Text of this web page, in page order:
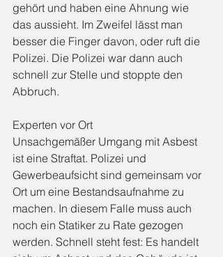
gehört und haben eine Ahnung wie
das aussieht. Im Zweifel lässt man
besser die Finger davon, oder ruft die
Polizei. Die Polizei war dann auch
schnell zur Stelle und stoppte den
Abbruch.
Experten vor Ort
Unsachgemäßer Umgang mit Asbest
ist eine Straftat. Polizei und
Gewerbeaufsicht sind gemeinsam vor
Ort um eine Bestandsaufnahme zu
machen. In diesem Falle muss auch
noch ein Statiker zu Rate gezogen
werden. Schnell steht fest: Es handelt